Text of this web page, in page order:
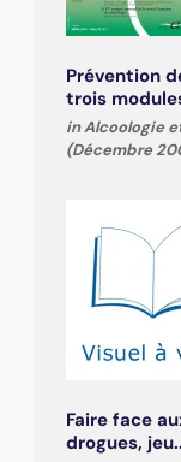
Prévention
trois
in Alcoologie
(Décembre
Faire face
drogues,